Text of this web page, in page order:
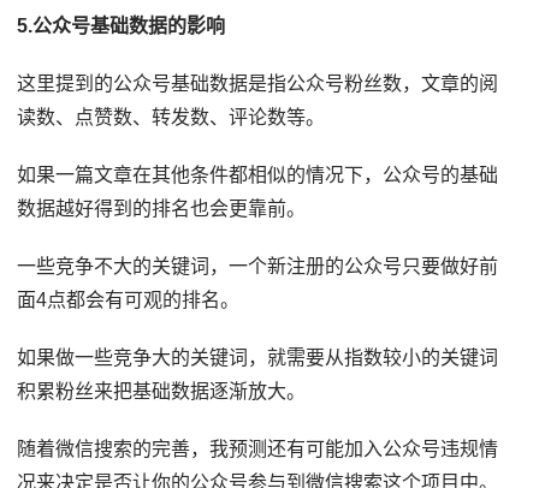
5.公众号基础数据的影响
这里提到的公众号基础数据是指公众号粉丝数，文章的阅
读数、点赞数、转发数、评论数等。
如果一篇文章在其他条件都相似的情况下，公众号的基础
数据越好得到的排名也会更靠前。
一些竞争不大的关键词，一个新注册的公众号只要做好前
面4点都会有可观的排名。
如果做一些竞争大的关键词，就需要从指数较小的关键词
积累粉丝来把基础数据逐渐放大。
随着微信搜索的完善，我预测还有可能加入公众号违规情
况来决定是否让你的公众号参与到微信搜索这个项目中。